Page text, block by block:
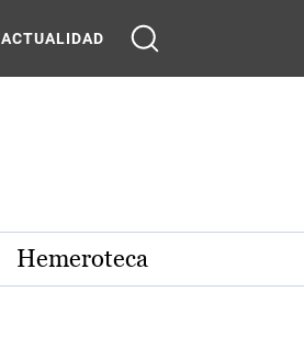
ACTUALIDAD
Hemeroteca